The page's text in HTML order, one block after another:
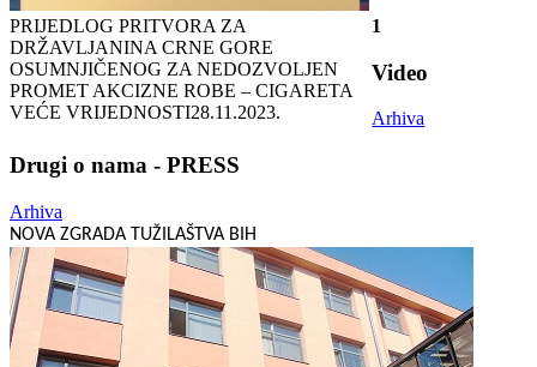
PRIJEDLOG PRITVORA ZA
DRŽAVLJANINA CRNE GORE
OSUMNJIČENOG ZA NEDOZVOLJEN
PROMET AKCIZNE ROBE – CIGARETA
VEĆE VRIJEDNOSTI28.11.2023.
1
Video
Arhiva
Drugi o nama - PRESS
Arhiva
NOVA ZGRADA TUŽILAŠTVA BIH